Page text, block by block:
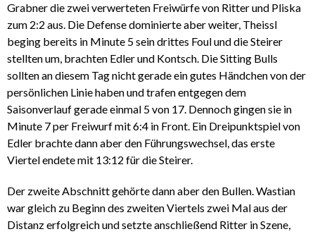
Grabner die zwei verwerteten Freiwürfe von Ritter und Pliska
zum 2:2 aus. Die Defense dominierte aber weiter, Theissl
beging bereits in Minute 5 sein drittes Foul und die Steirer
stellten um, brachten Edler und Kontsch. Die Sitting Bulls
sollten an diesem Tag nicht gerade ein gutes Händchen von der
persönlichen Linie haben und trafen entgegen dem
Saisonverlauf gerade einmal 5 von 17. Dennoch gingen sie in
Minute 7 per Freiwurf mit 6:4 in Front. Ein Dreipunktspiel von
Edler brachte dann aber den Führungswechsel, das erste
Viertel endete mit 13:12 für die Steirer.
Der zweite Abschnitt gehörte dann aber den Bullen. Wastian
war gleich zu Beginn des zweiten Viertels zwei Mal aus der
Distanz erfolgreich und setzte anschließend Ritter in Szene,